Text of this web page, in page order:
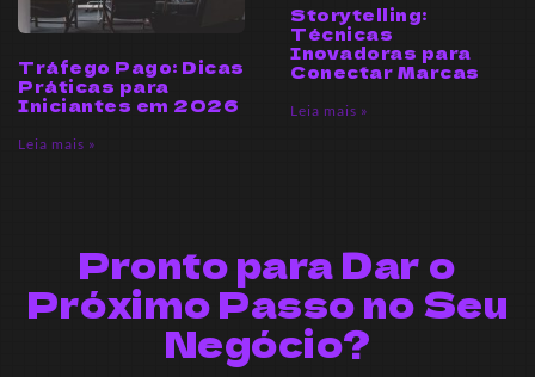
Tráfego Pago: Dicas
Práticas para
Iniciantes em 2026
Leia mais »
Storytelling:
Técnicas
Inovadoras para
Conectar Marcas
Leia mais »
Pronto para Dar o
Próximo Passo no Seu
Negócio?